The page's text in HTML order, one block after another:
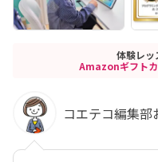
体験レッ
Amazonギフト
コエテコ編集部